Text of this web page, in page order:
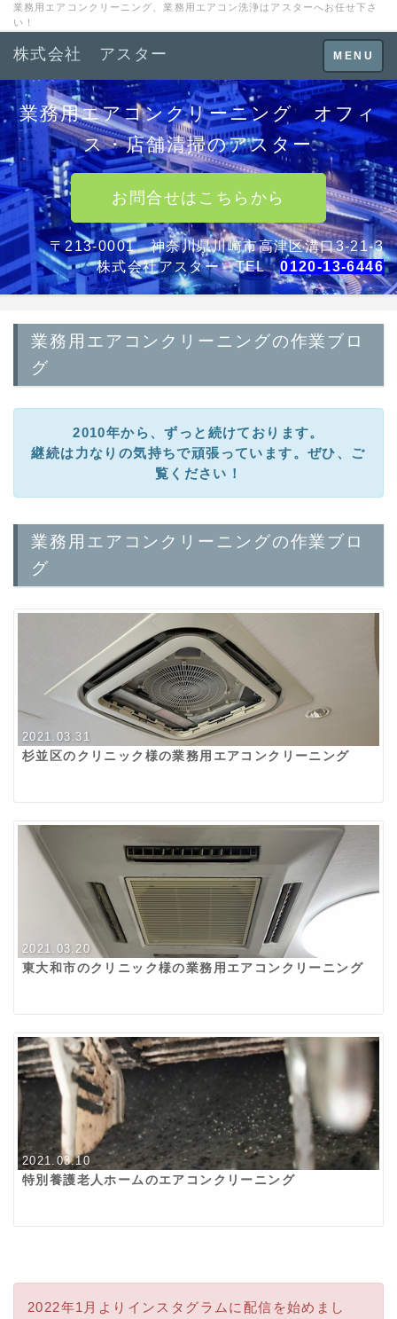
業務用エアコンクリーニング、業務用エアコン洗浄はアスターへお任せ下さ
い！
Toggle
navigation
MENU
株式会社 アスター
業務用エアコンクリーニング オフィ
ス・店舗清掃のアスター
お問合せはこちらから
〒213-0001 神奈川県川崎市高津区溝口3-21-3
株式会社アスター TEL0120-13-6446
業務用エアコンクリーニングの作業ブロ
グ
2010年から、ずっと続けております。
継続は力なりの気持ちで頑張っています。ぜひ、ご
覧ください！
業務用エアコンクリーニングの作業ブロ
グ
2021.03.31
杉並区のクリニック様の業務用エアコンクリーニング
2021.03.20
東大和市のクリニック様の業務用エアコンクリーニング
2021.03.10
特別養護老人ホームのエアコンクリーニング
2022年1月よりインスタグラムに配信を始めまし